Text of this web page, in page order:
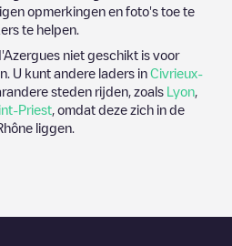
opmerkingen en foto's toe te
te helpen.
niet geschikt is voor
U kunt andere laders in Civrieux-
steden rijden, zoals Lyon
Priest , omdat deze zich in de
liggen.